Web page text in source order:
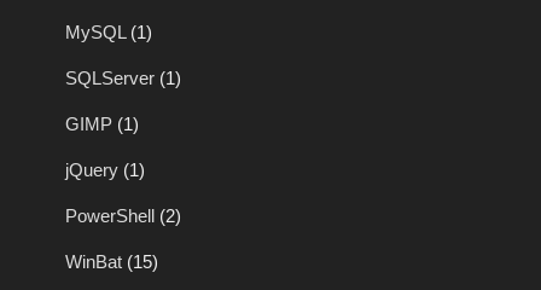
MySQL (1)
SQLServer (1)
GIMP (1)
jQuery (1)
PowerShell (2)
WinBat (15)